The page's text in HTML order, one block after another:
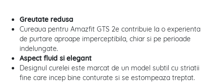
Greutate redusa
Cureaua pentru Amazfit GTS 2e contribuie la o experienta
de purtare aproape imperceptibila, chiar si pe perioade
indelungate.
Aspect fluid si elegant
Designul curelei este marcat de un model subtil cu striatii
fine care incep bine conturate si se estompeaza treptat.